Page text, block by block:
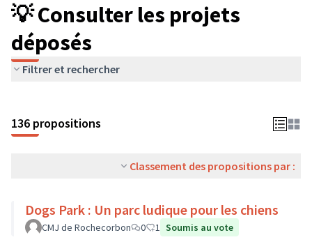
💡 Consulter les projets
déposés
Filtrer et rechercher
136 propositions
Classement des propositions par :
Dogs Park : Un parc ludique pour les chiens
CMJ de Rochecorbon 0 1 Soumis au vote